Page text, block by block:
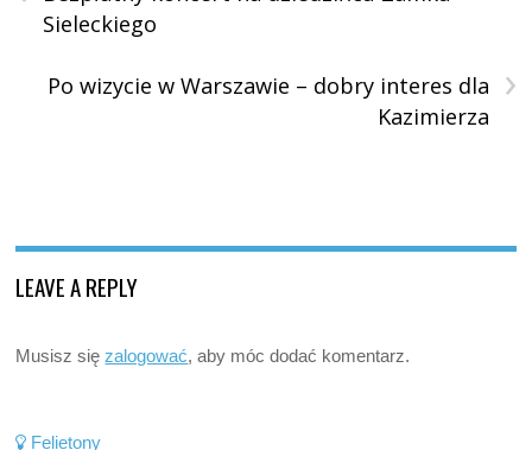
Sieleckiego
›
Po wizycie w Warszawie – dobry interes dla
Kazimierza
LEAVE A REPLY
Musisz sięzalogować, aby móc dodać komentarz.
Felietony